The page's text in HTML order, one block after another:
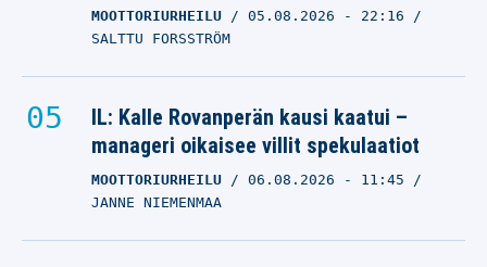
MOOTTORIURHEILU 05.08.2026 - 22:16
SALTTU FORSSTRÖM
IL: Kalle Rovanperän kausi kaatui –
manageri oikaisee villit spekulaatiot
MOOTTORIURHEILU 06.08.2026 - 11:45
JANNE NIEMENMAA